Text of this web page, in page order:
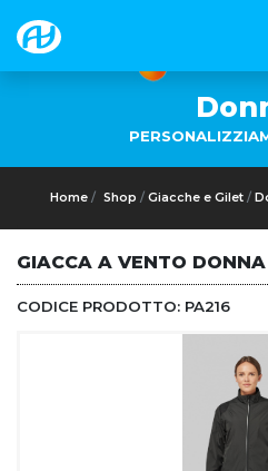
Home Shop Giacche e Gilet
GIACCA A VENTO DONNA
CODICE PRODOTTO: PA216